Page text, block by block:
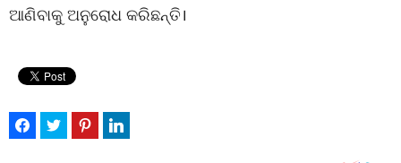
ଆଣିବାକୁ ଅନୁରୋଧ କରିଛନ୍ତି।